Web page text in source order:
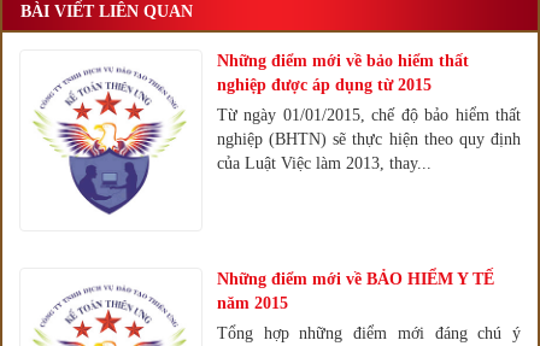
BÀI VIẾT LIÊN QUAN
Những điểm mới về bảo hiểm thất
nghiệp được áp dụng từ 2015
Từ ngày 01/01/2015, chế độ bảo hiểm thất
nghiệp (BHTN) sẽ thực hiện theo quy định
của Luật Việc làm 2013, thay...
Những điểm mới về BẢO HIỂM Y TẾ
năm 2015
Tổng hợp những điểm mới đáng chú ý